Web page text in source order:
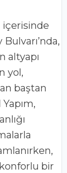
içerisinde
altyapı
yol,
baştan
bir